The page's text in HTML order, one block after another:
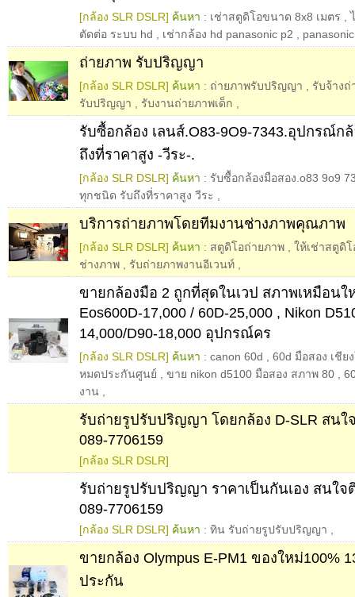
[กล้อง SLR DSLR] ค้นหา : เช่าสตูดิโอขนาด 8x8 เมตร ,
ตัดต่อ ระบบ hd
เช่ากล้อง hd panasonic p2
ถ่ายภาพ รับปริญญา
[กล้อง SLR DSLR] ค้นหา : ถ่ายภาพรับปริญญา
รับจ้าง
รับปริญญา
รับงานถ่ายภาพเด็ก
รับซื้อกล้อง เลนส์.O83-9O9-7343.อุปกรณ์ก
ถึงที่ราคาสูง -วีระ-.
[กล้อง SLR DSLR] ค้นหา : รับซื้อกล้องมือสอง.o83 9o9
ทุกชนิด รับถึงที่ราคาสูง วีระ
บริการถ่ายภาพโดยทีมงานช่างภาพคุณภาพ
[กล้อง SLR DSLR] ค้นหา : สตูดิโอถ่ายภาพ
ให้เช่าสตูดิโ
ช่างภาพ
รับถ่ายภาพงานอีเวนท์
ขายกล้องมือ 2 ถูกที่สุดในเวป สภาพเหมือนใ
Eos600D-17,000 / 60D-25,000 , Nikon
14,000/D90-18,000 อุปกรณ์คร
[กล้อง SLR DSLR] ค้นหา : canon 60d
60d มือสอง เชีย
หมดประกันศูนย์
ขาย nikon d5100 มือสอง สภาพ 80
งาน
รับถ่ายรูปรับปริญญา โดยกล้อง D-SLR สน
089-7706159
[กล้อง SLR DSLR]
รับถ่ายรูปรับปริญญา ราคาเป็นกันเอง สนใ
089-7706159
[กล้อง SLR DSLR] ค้นหา : ทิน รับถ่ายรูปรับปริญญา
ขายกล้อง Olympus E-PM1 ของใหม่100%
ประกัน